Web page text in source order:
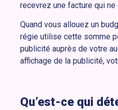
recevrez une facture qui
Quand vous allouez un
régie utilise cette somme
publicité auprès de votre
affichage de la publicité,
Qu’est-ce qui